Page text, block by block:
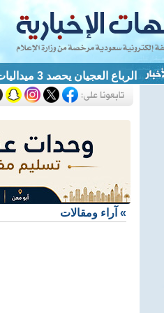
الرباع العجيان يحصد 3 ميداليات ويحطم 4 أرقام قياسية بآسيوية الأثقال
» آراء ومقالات